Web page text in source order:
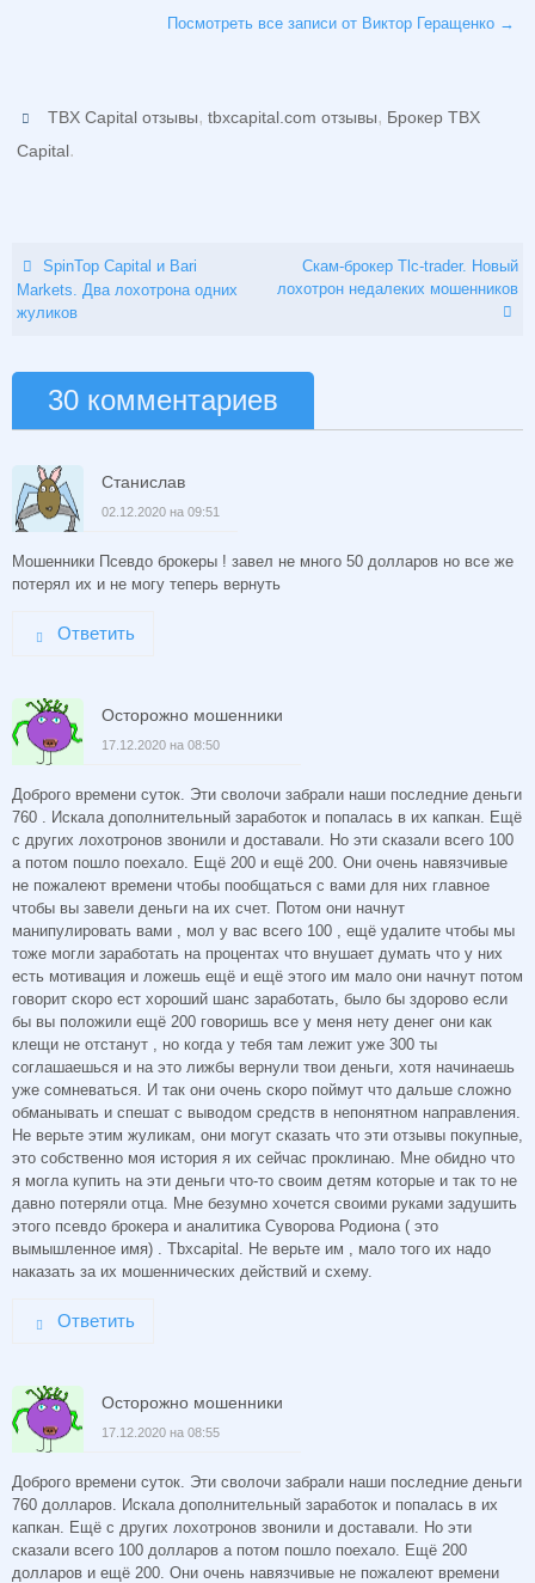
Посмотреть все записи от Виктор Геращенко →
TBX Capital отзывы,tbxcapital.com отзывы, Брокер TBX
Capital.
SpinTop Capital и Bari
Markets. Два лохотрона одних
жуликов
Скам-брокер Tlc-trader. Новый
лохотрон недалеких мошенников
30 комментариев
Станислав
02.12.2020 на 09:51
Мошенники Псевдо брокеры ! завел не много 50 долларов но все же
потерял их и не могу теперь вернуть
Ответить
Осторожно мошенники
17.12.2020 на 08:50
Доброго времени суток. Эти сволочи забрали наши последние деньги
760 . Искала дополнительный заработок и попалась в их капкан. Ещё
с других лохотронов звонили и доставали. Но эти сказали всего 100
а потом пошло поехало. Ещё 200 и ещё 200. Они очень навязчивые
не пожалеют времени чтобы пообщаться с вами для них главное
чтобы вы завели деньги на их счет. Потом они начнут
манипулировать вами , мол у вас всего 100 , ещё удалите чтобы мы
тоже могли заработать на процентах что внушает думать что у них
есть мотивация и ложешь ещё и ещё этого им мало они начнут потом
говорит скоро ест хороший шанс заработать, было бы здорово если
бы вы положили ещё 200 говоришь все у меня нету денег они как
клещи не отстанут , но когда у тебя там лежит уже 300 ты
соглашаешься и на это лижбы вернули твои деньги, хотя начинаешь
уже сомневаться. И так они очень скоро поймут что дальше сложно
обманывать и спешат с выводом средств в непонятном направления.
Не верьте этим жуликам, они могут сказать что эти отзывы покупные,
это собственно моя история я их сейчас проклинаю. Мне обидно что
я могла купить на эти деньги что-то своим детям которые и так то не
давно потеряли отца. Мне безумно хочется своими руками задушить
этого псевдо брокера и аналитика Суворова Родиона ( это
вымышленное имя) . Tbxcapital. Не верьте им , мало того их надо
наказать за их мошеннических действий и схему.
Ответить
Осторожно мошенники
17.12.2020 на 08:55
Доброго времени суток. Эти сволочи забрали наши последние деньги
760 долларов. Искала дополнительный заработок и попалась в их
капкан. Ещё с других лохотронов звонили и доставали. Но эти
сказали всего 100 долларов а потом пошло поехало. Ещё 200
долларов и ещё 200. Они очень навязчивые не пожалеют времени